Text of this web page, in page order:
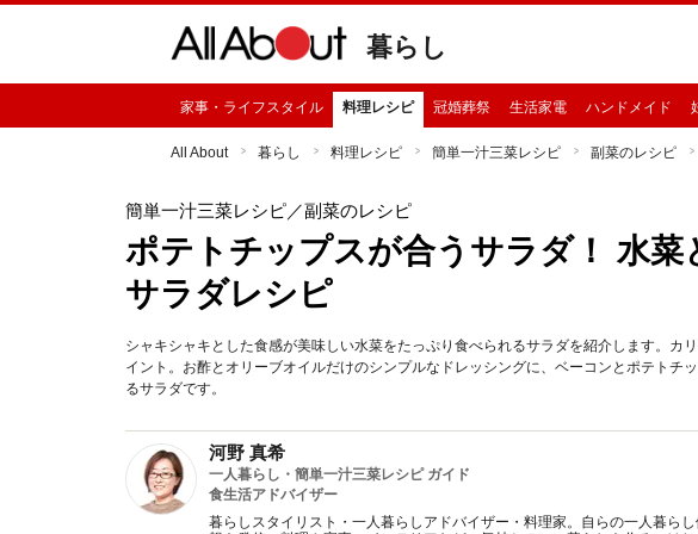
暮らし
家事・ライフスタイル 料理レシピ 冠婚葬祭 生活家電 ハンドメイド
All About 暮らし 料理レシピ 簡単一汁三菜レシピ 副菜のレシピ
簡単一汁三菜レシピ／副菜のレシピ
ポテトチップスが合うサラダ！ 水菜
サラダレシピ
シャキシャキとした食感が美味しい水菜をたっぷり食べられるサラダを紹介します。カ
イント。お酢とオリーブオイルだけのシンプルなドレッシングに、ベーコンとポテトチ
るサラダです。
河野 真希
一人暮らし・簡単一汁三菜レシピ ガイド
食生活アドバイザー
暮らしスタイリスト・一人暮らしアドバイザー・料理家。自らの一人暮ら